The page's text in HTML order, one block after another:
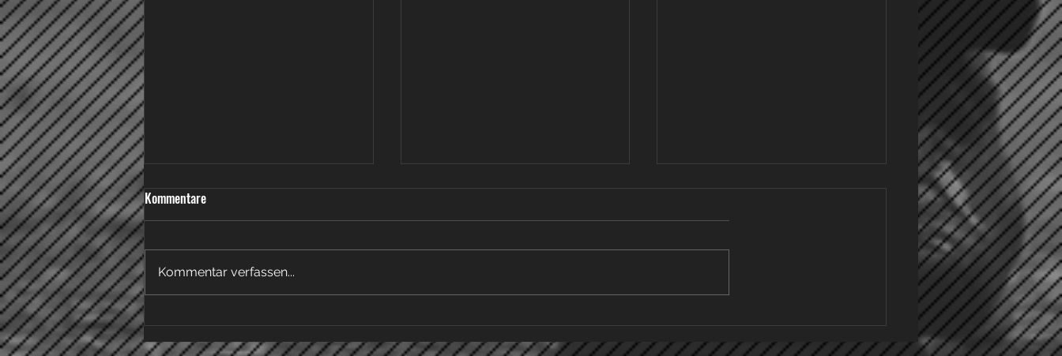
Saisonabschluss Bambinis und
Jubiläumsspieltag beim SV
SV Lautertal – mit neuer Struktur
im Vereinsvorstand und
Sieg in Metzingen
Am gestrigen Sonntag stand für
um einen Vorsprung auf das
Kommentare
Kommentar verfassen...